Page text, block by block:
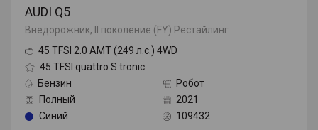
AUDI Q5
Внедорожник, II поколение (FY) Рестайлинг
45 TFSI 2.0 AMT (249 л.с.) 4WD
45 TFSI quattro S tronic
Бензин
Робот
Полный
2021
Синий
109432